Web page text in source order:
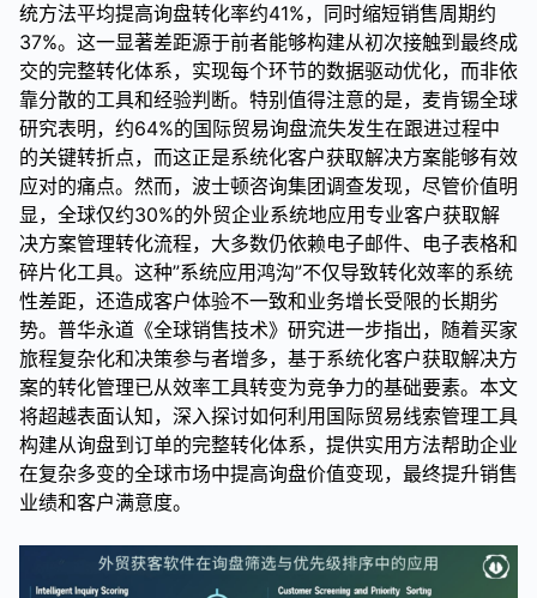
统方法平均提高询盘转化率约41%，同时缩短销售周期约
37%。这一显著差距源于前者能够构建从初次接触到最终成
交的完整转化体系，实现每个环节的数据驱动优化，而非依
靠分散的工具和经验判断。特别值得注意的是，麦肯锡全球
研究表明，约64%的国际贸易询盘流失发生在跟进过程中
的关键转折点，而这正是系统化客户获取解决方案能够有效
应对的痛点。然而，波士顿咨询集团调查发现，尽管价值明
显，全球仅约30%的外贸企业系统地应用专业客户获取解
决方案管理转化流程，大多数仍依赖电子邮件、电子表格和
碎片化工具。这种”系统应用鸿沟”不仅导致转化效率的系统
性差距，还造成客户体验不一致和业务增长受限的长期劣
势。普华永道《全球销售技术》研究进一步指出，随着买家
旅程复杂化和决策参与者增多，基于系统化客户获取解决方
案的转化管理已从效率工具转变为竞争力的基础要素。本文
将超越表面认知，深入探讨如何利用国际贸易线索管理工具
构建从询盘到订单的完整转化体系，提供实用方法帮助企业
在复杂多变的全球市场中提高询盘价值变现，最终提升销售
业绩和客户满意度。